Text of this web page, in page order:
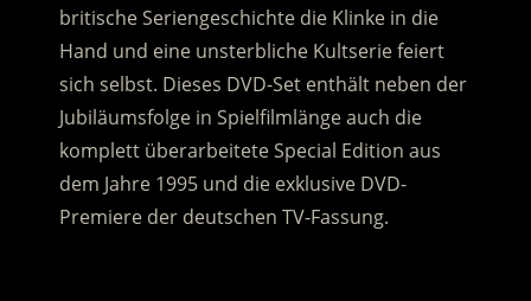
britische Seriengeschichte die Klinke in die
Hand und eine unsterbliche Kultserie feiert
sich selbst. Dieses DVD-Set enthält neben der
Jubiläumsfolge in Spielfilmlänge auch die
komplett überarbeitete Special Edition aus
dem Jahre 1995 und die exklusive DVD-
Premiere der deutschen TV-Fassung.